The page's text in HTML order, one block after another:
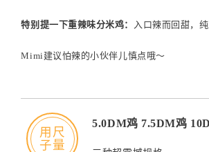
特别提一下重辣味分米鸡： 入口辣而回甜，
Mimi建议怕辣的小伙伴儿慎点哦～
用尺
子量
5.0DM鸡 7.5DM鸡